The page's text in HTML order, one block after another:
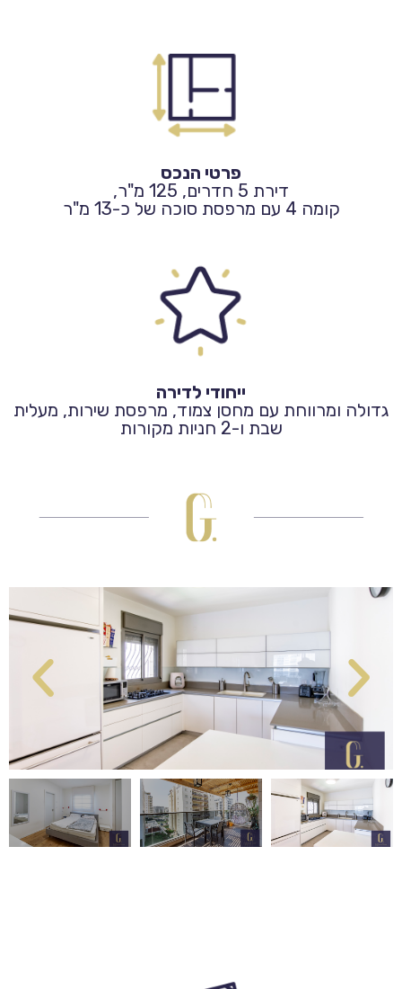
פרטי הנכס
דירת 5 חדרים, 125 מ"ר,
קומה 4 עם מרפסת סוכה של כ-13 מ"ר
ייחודי לדירה
גדולה ומרווחת עם מחסן צמוד, מרפסת שירות, מעלית
שבת ו-2 חניות מקורות